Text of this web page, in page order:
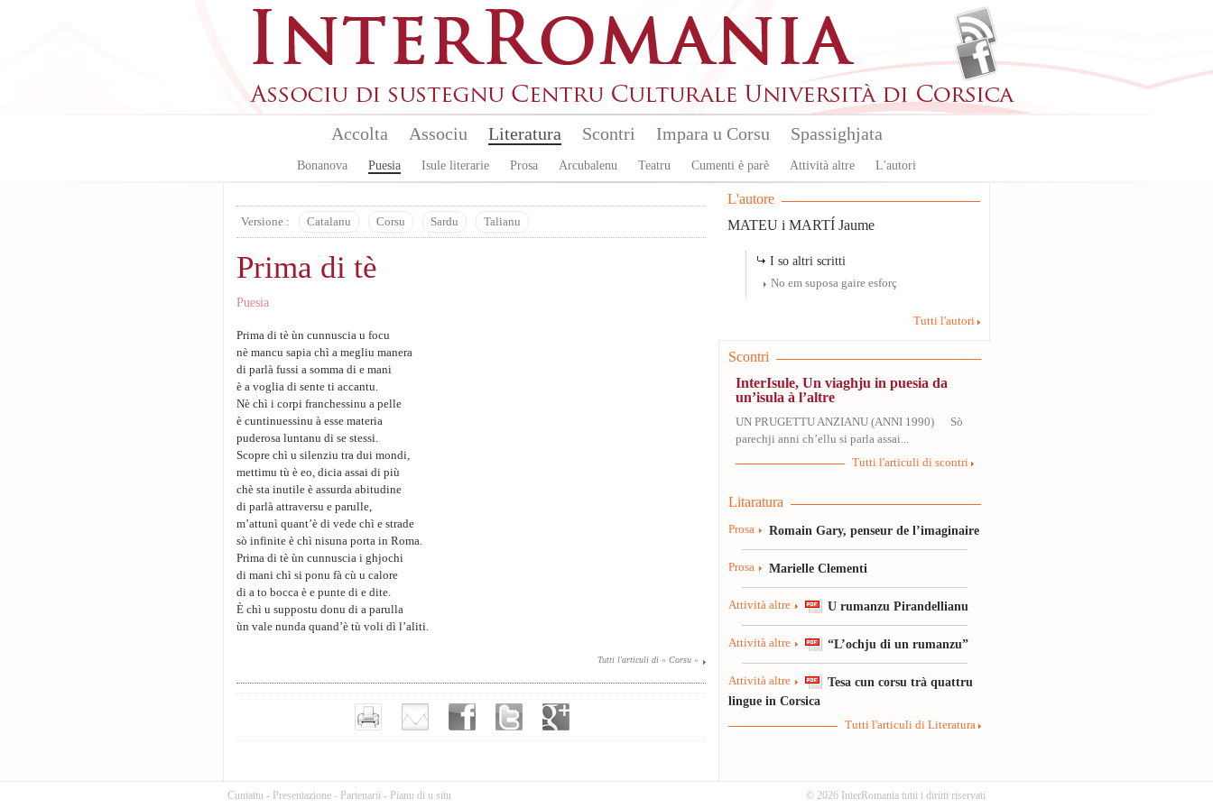
Accolta Associu Literatura
Bonanova Puesia Isule literarie Prosa Arcubalenu Teatru Cumenti è parè Attività altre L'autori
Scontri Impara u Corsu Spassighjata
Versione : Catalanu Corsu Sardu Talianu
Prima di tè
Puesia
Prima di tè ùn cunnuscia u focu
nè mancu sapia chì a megliu manera
di parlà fussi a somma di e mani
è a voglia di sente ti accantu.
Nè chì i corpi franchessinu a pelle
è cuntinuessinu à esse materia
puderosa luntanu di se stessi.
Scopre chì u silenziu tra dui mondi,
mettimu tù è eo, dicia assai di più
chè sta inutile è assurda abitudine
di parlà attraversu e parulle,
m’attunì quant’è di vede chì e strade
sò infinite è chì nisuna porta in Roma.
Prima di tè ùn cunnuscia i ghjochi
di mani chì si ponu fà cù u calore
di a to bocca è e punte di e dite.
È chì u suppostu donu di a parulla
ùn vale nunda quand’è tù voli dì l’aliti.
Tutti l'articuli di « Corsu »
L'autore
MATEU i MARTÍ Jaume
I so altri scritti
No em suposa gaire esforç
Tutti l'autori
Scontri
InterIsule, Un viaghju in puesia da
un’isula à l’altre
UN PRUGETTU ANZIANU (ANNI 1990) Sò
parechji anni ch’ellu si parla assai...
Tutti l'articuli di scontri
Litaratura
Prosa Romain Gary, penseur de l’imaginaire
Prosa Marielle Clementi
Attività altre U rumanzu Pirandellianu
Attività altre “L’ochju di un rumanzu”
Attività altre
Tesa cun corsu trà quattru
lingue in Corsica
Tutti l'articuli di Literatura
Cuntattu - Presentazione - Partenarii - Pianu di u situ © 2026 InterRomania tutti i diritti riservati